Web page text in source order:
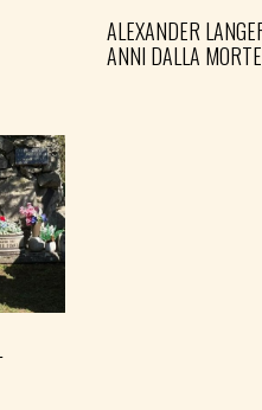
ALEXANDER
ANNI DALLA MORTE